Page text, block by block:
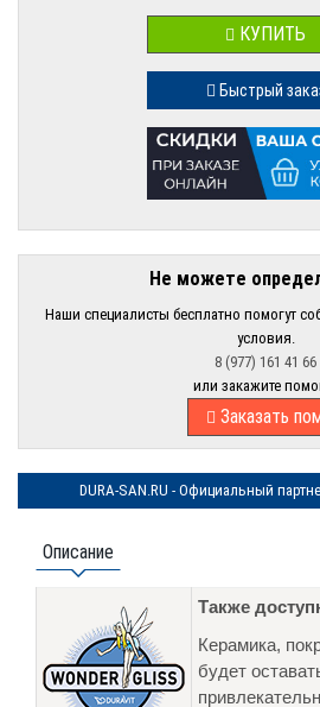
КУПИТЬ
Быстрый
Не можете
Наши специалисты бесплатно помогут
условия.
8 (977) 161 41 66
или закажите
Заказать
DURA-SAN.RU - Официальный
Описание
Также
Керамика,
будет